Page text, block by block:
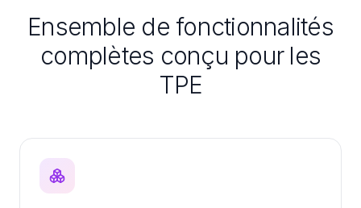
Ensemble de fonctionnalités
complètes conçu pour les
TPE